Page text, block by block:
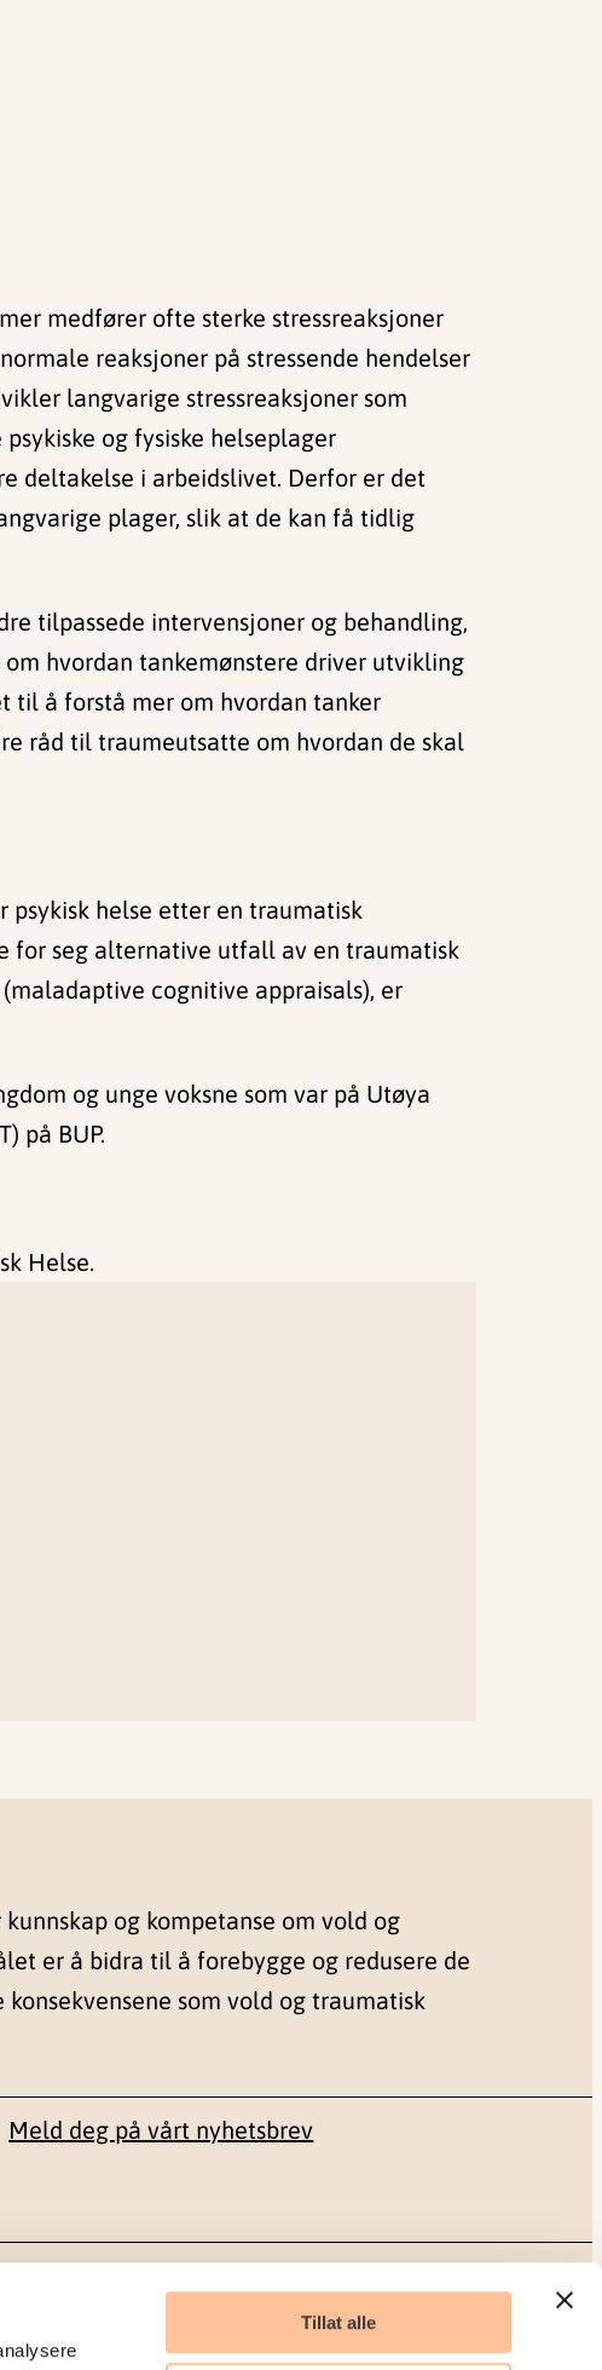
Tillat alle
medfører ofte sterke stressreaksjoner
reaksjoner på stressende hendelser
langvarige stressreaksjoner som
og fysiske helseplager
deltakelse i arbeidslivet. Derfor er det
plager, slik at de kan få tidlig
tilpassede intervensjoner og behandling,
hvordan tankemønstere driver utvikling
til å forstå mer om hvordan tanker
råd til traumeutsatte om hvordan de skal
psykisk helse etter en traumatisk
for seg alternative utfall av en traumatisk
cognitive appraisals), er
og unge voksne som var på Utøya
på BUP.
Helse.
kunnskap og kompetanse om vold og
er å bidra til å forebygge og redusere de
konsekvensene som vold og traumatisk
Meld deg på vårt nyhetsbrev
Sosiale medier